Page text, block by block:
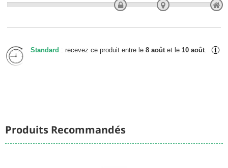
Standard : recevez ce produit entre le 8 août et le 10 août
Produits Recommandés